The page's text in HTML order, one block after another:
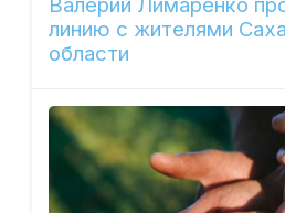
Валерий Лимаренко
линию с жителями
области